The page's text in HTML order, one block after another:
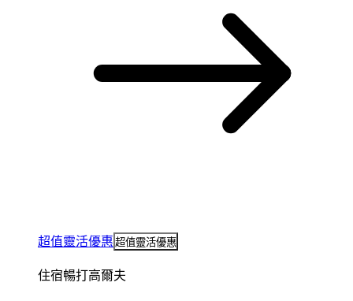
超值靈活優惠 超值靈活優惠
住宿暢打高爾夫